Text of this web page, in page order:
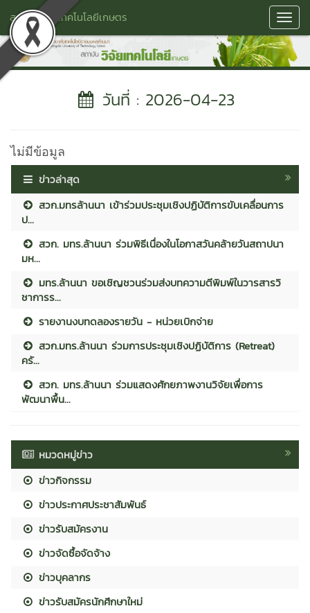
สถาบันวิจัยเทคโนโลยีเกษตร
วันที่ : 2026-04-23
ไม่มีข้อมูล
ข่าวล่าสุด
สวก.มทรล้านนา เข้าร่วมประชุมเชิงปฏิบัติการขับเคลื่อนการ
ป...
สวก. มทร.ล้านนา ร่วมพิธีเนื่องในโอกาสวันคล้ายวันสถาปนา
มห...
มทร.ล้านนา ขอเชิญชวนร่วมส่งบทความตีพิมพ์ในวารสารวิ
ชาการร...
รายงานงบทดลองรายวัน - หน่วยเบิกจ่าย
สวก.มทร.ล้านนา ร่วมการประชุมเชิงปฏิบัติการ (Retreat)
ครั...
สวก. มทร.ล้านนา ร่วมแสดงศักยภาพงานวิจัยเพื่อการ
พัฒนาพื้น...
หมวดหมู่ข่าว
ข่าวกิจกรรม
ข่าวประกาศประชาสัมพันธ์
ข่าวรับสมัครงาน
ข่าวจัดซื้อจัดจ้าง
ข่าวบุคลากร
ข่าวรับสมัครนักศึกษาใหม่